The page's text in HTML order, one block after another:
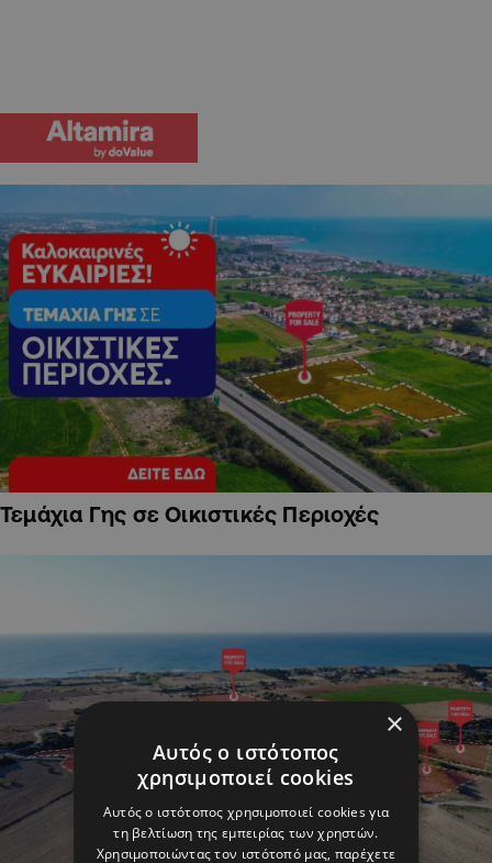
Τεμάχια Γης σε Οικιστικές Περιοχές
×
Αυτός ο ιστότοπος
χρησιμοποιεί cookies
Αυτός ο ιστότοπος χρησιμοποιεί cookies για
τη βελτίωση της εμπειρίας των χρηστών.
Χρησιμοποιώντας τον ιστότοπό μας, παρέχετε